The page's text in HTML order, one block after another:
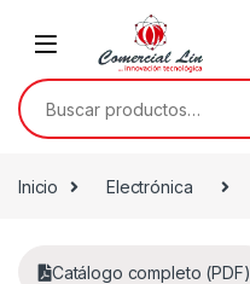
Inicio Electrónica
Catálogo completo (PDF)